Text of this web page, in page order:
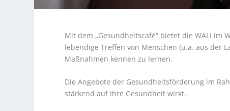
Mit dem „Gesundheitscafé“ bietet die WALI
lebendige Treffen von Menschen (u.a. aus der
Maßnahmen kennen zu lernen.
Die Angebote der Gesundheitsförderung im
stärkend auf ihre Gesundheit wirkt.